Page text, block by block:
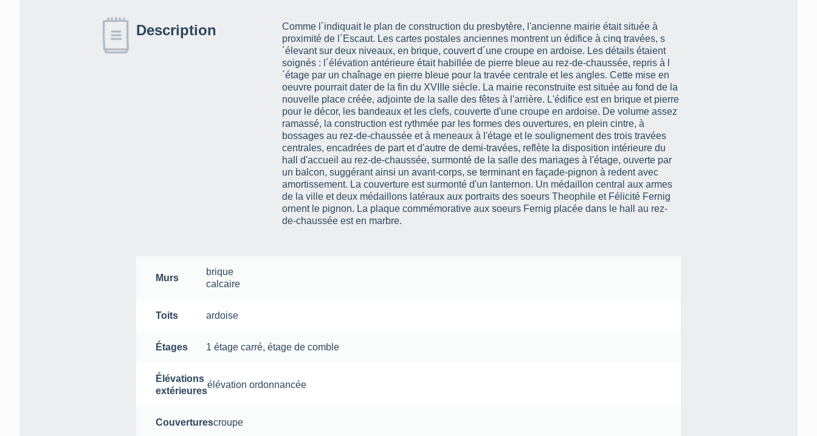
Description
Comme l´indiquait le plan de construction du presbytère, l'ancienne mairie était située à
proximité de l´Escaut. Les cartes postales anciennes montrent un édifice à cinq travées, s
´élevant sur deux niveaux, en brique, couvert d´une croupe en ardoise. Les détails étaient
soignés : l´élévation antérieure était habillée de pierre bleue au rez-de-chaussée, repris à l
´étage par un chaînage en pierre bleue pour la travée centrale et les angles. Cette mise en
oeuvre pourrait dater de la fin du XVIIIe siècle. La mairie reconstruite est située au fond de la
nouvelle place créée, adjointe de la salle des fêtes à l'arrière. L'édifice est en brique et pierre
pour le décor, les bandeaux et les clefs, couverte d'une croupe en ardoise. De volume assez
ramassé, la construction est rythmée par les formes des ouvertures, en plein cintre, à
bossages au rez-de-chaussée et à meneaux à l'étage et le soulignement des trois travées
centrales, encadrées de part et d'autre de demi-travées, reflète la disposition intérieure du
hall d'accueil au rez-de-chaussée, surmonté de la salle des mariages à l'étage, ouverte par
un balcon, suggérant ainsi un avant-corps, se terminant en façade-pignon à redent avec
amortissement. La couverture est surmonté d'un lanternon. Un médaillon central aux armes
de la ville et deux médaillons latéraux aux portraits des soeurs Theophile et Félicité Fernig
ornent le pignon. La plaque commémorative aux soeurs Fernig placée dans le hall au rez-
de-chaussée est en marbre.
Murs
brique
calcaire
Toits ardoise
Étages 1 étage carré,étage de comble
Élévations
extérieures
élévation ordonnancée
Couverturescroupe